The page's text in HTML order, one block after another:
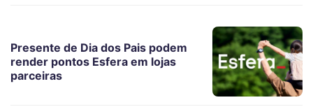
Presente de Dia dos Pais podem
render pontos Esfera em lojas
parceiras